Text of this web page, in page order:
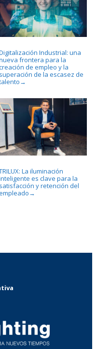
Industrial: una
frontera para la
de empleo y la
superación de la escasez de
→
La iluminación
es clave para la
satisfacción y retención del
→